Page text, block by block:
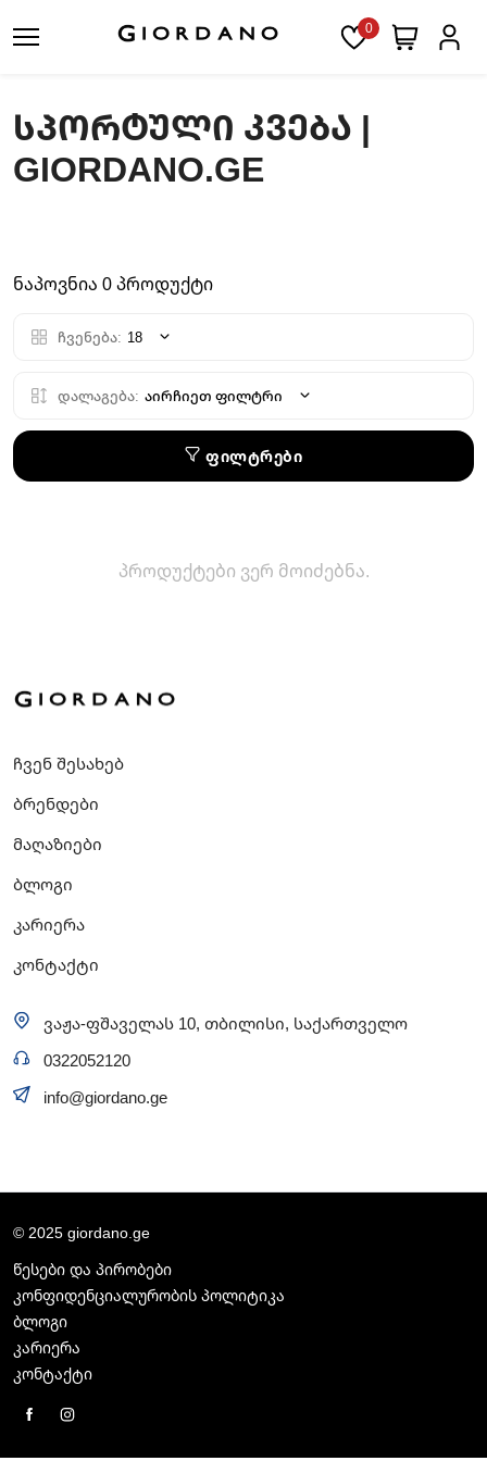
0
ᲡᲞᲝᲠᲢᲣᲚᲘ ᲙᲕᲔᲑᲐ |
GIORDANO.GE
ნაპოვნია 0 პროდუქტი
ჩვენება: 18
დალაგება: აირჩიეთ ფილტრი
ფილტრები
პროდუქტები ვერ მოიძებნა.
ჩვენ შესახებ
ბრენდები
მაღაზიები
ბლოგი
კარიერა
კონტაქტი
ვაჟა-ფშაველას 10, თბილისი, საქართველო
0322052120
info@giordano.ge
© 2025 giordano.ge
წესები და პირობები
კონფიდენციალურობის პოლიტიკა
ბლოგი
კარიერა
კონტაქტი